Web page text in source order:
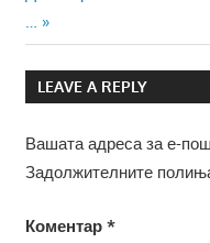
Post:
…
LEAVE A REPLY
Вашата адреса за е-
Задолжителните
Коментар *